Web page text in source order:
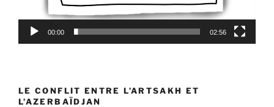
00:00 02:56
LE CONFLIT ENTRE L’ARTSAKH ET
L’AZERBAÏDJAN